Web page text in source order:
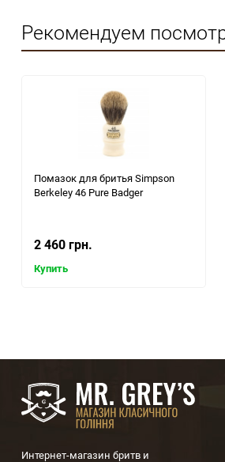
Рекомендуем
Помазок для бритья Simpson
Berkeley 46 Pure Badger
2 460 грн.
Купить
Интернет-магазин бритв и